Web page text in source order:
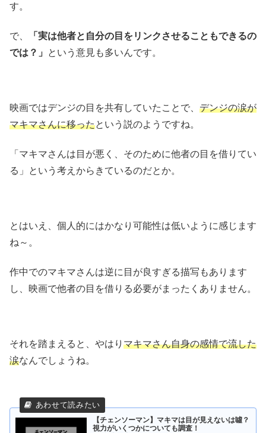
す。
で、
「実は他者と自分の目をリンクさせることもできるの
では？」
という意見も多いんです。
映画ではデンジの目を共有していたことで、 デンジの涙が
マキマさんに移ったという説のようですね。
「マキマさんは目が悪く、そのために他者の目を借りてい
る」という考えからきているのだとか。
とはいえ、個人的にはかなり可能性は低いように感じます
ね～。
作中でのマキマさんは逆に目が良すぎる描写もあります
し、映画で他者の目を借りる必要がまったくありません。
それを踏まえると、やはり マキマさん自身の感情で流した
涙なんでしょうね。
【チェンソーマン】マキマは目が見えないは噓？
視力がいくつかについても調査！